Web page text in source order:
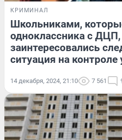
КРИМИНАЛ
Школьниками,
одноклассника с ДЦП,
заинтересовались
ситуация на
14 декабря, 2024, 21:10 7 561